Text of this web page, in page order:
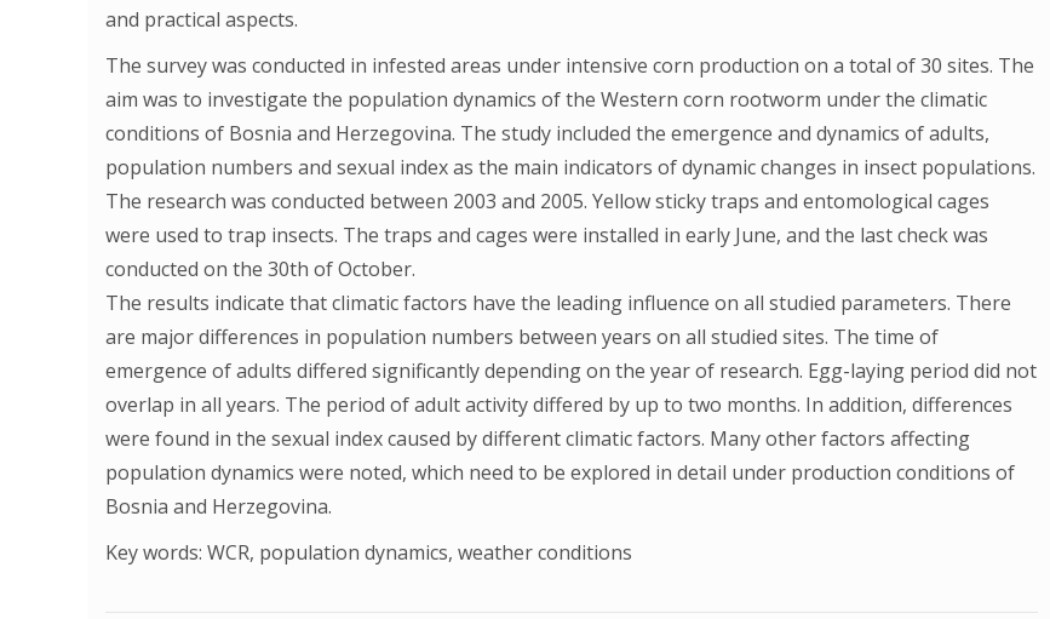
and practical aspects.
The survey was conducted in infested areas under intensive corn production on a total of 30 sites. The
aim was to investigate the population dynamics of the Western corn rootworm under the climatic
conditions of Bosnia and Herzegovina. The study included the emergence and dynamics of adults,
population numbers and sexual index as the main indicators of dynamic changes in insect populations.
The research was conducted between 2003 and 2005. Yellow sticky traps and entomological cages
were used to trap insects. The traps and cages were installed in early June, and the last check was
conducted on the 30th of October.
The results indicate that climatic factors have the leading influence on all studied parameters. There
are major differences in population numbers between years on all studied sites. The time of
emergence of adults differed significantly depending on the year of research. Egg-laying period did not
overlap in all years. The period of adult activity differed by up to two months. In addition, differences
were found in the sexual index caused by different climatic factors. Many other factors affecting
population dynamics were noted, which need to be explored in detail under production conditions of
Bosnia and Herzegovina.
Key words: WCR, population dynamics, weather conditions